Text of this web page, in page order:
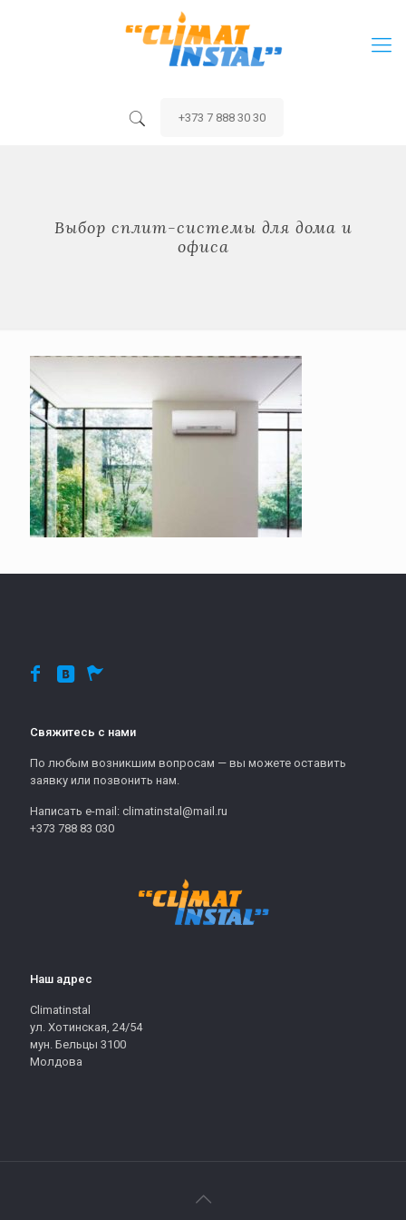
+373 7 888 30 30
Выбор сплит-системы для дома и
офиса
Свяжитесь с нами
По любым возникшим вопросам — вы можете оставить
заявку или позвонить нам.
Написать e-mail: climatinstal@mail.ru
+373 788 83 030
Наш адрес
Climatinstal
ул. Хотинская, 24/54
мун. Бельцы 3100
Молдова